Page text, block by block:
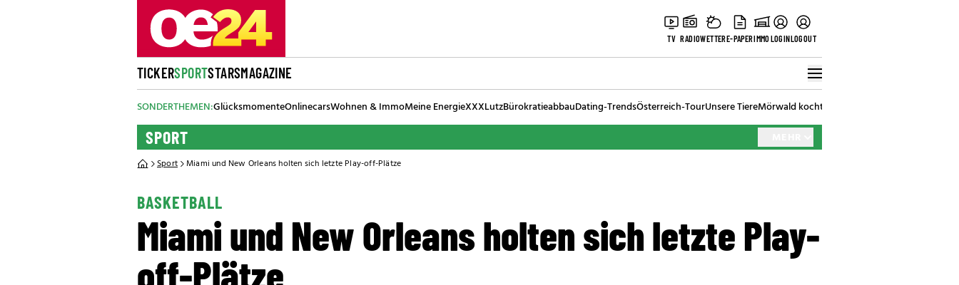
TV RADIOWETTERE-PAPERIMMOLOGINLOGOUT
TICKERSPORTSTARSMAGAZINE
SONDERTHEMEN:GlücksmomenteOnlinecarsWohnen & ImmoMeine EnergieXXXLutzBürokratieabbauDating-TrendsÖsterreich-TourUnsere TiereMörwald kocht
SPORT
Sport Miami und New Orleans holten sich letzte Play-off-Plätze
BASKETBALL
Miami und New Orleans holten sich letzte Play-
off-Plätze